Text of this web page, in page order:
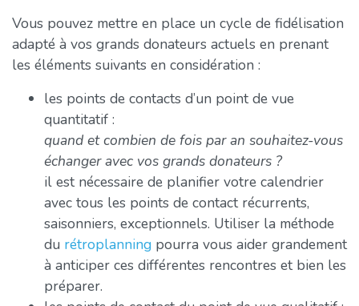
Vous pouvez mettre en place un cycle de fidélisation
adapté à vos grands donateurs actuels en prenant
les éléments suivants en considération :
les points de contacts d’un point de vue
quantitatif :
quand et combien de fois par an souhaitez-vous
échanger avec vos grands donateurs ?
il est nécessaire de planifier votre calendrier
avec tous les points de contact récurrents,
saisonniers, exceptionnels. Utiliser la méthode
du rétroplanning pourra vous aider grandement
à anticiper ces différentes rencontres et bien les
préparer.